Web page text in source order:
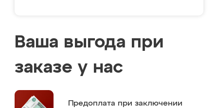
Ваша выгода при
заказе у нас
Предоплата при заключении